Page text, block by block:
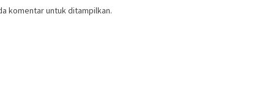
komentar untuk ditampilkan.